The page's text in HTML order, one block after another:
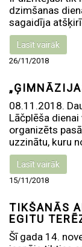
dzimšanas
sagaidīja
Lasīt vairāk
26/11/2018
08.11.2018.
Lāčplēša
organizēts
uzzinātu, kuru
Lasīt vairāk
15/11/2018
TIKŠANĀS
EGITU
Šī gada 14.